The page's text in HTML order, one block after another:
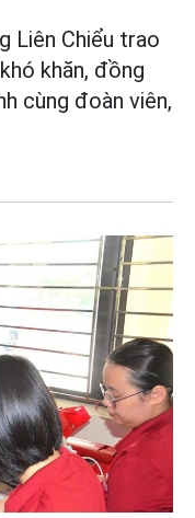
Liên Chiểu trao
khăn, đồng
cùng đoàn viên,